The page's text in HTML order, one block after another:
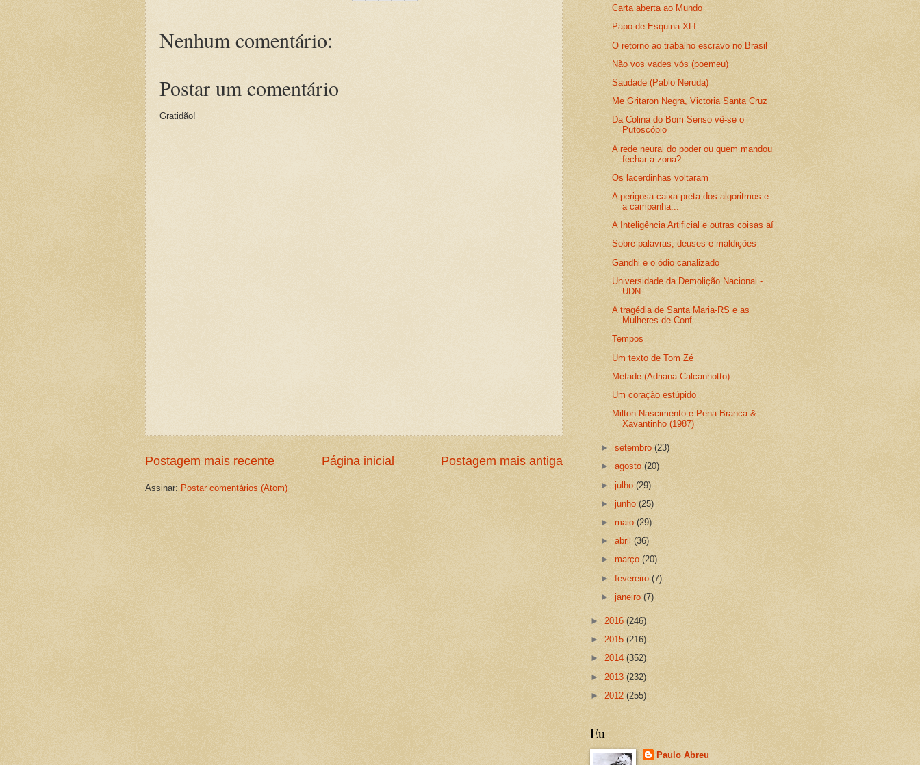
Nenhum comentário:
Postar um comentário
Gratidão!
Postagem mais recente Postagem mais antiga
Página inicial
Assinar: Postar comentários (Atom)
Carta aberta ao Mundo
Papo de Esquina XLI
O retorno ao trabalho escravo no Brasil
Não vos vades vós (poemeu)
Saudade (Pablo Neruda)
Me Gritaron Negra, Victoria Santa Cruz
Da Colina do Bom Senso vê-se o
Putoscópio
A rede neural do poder ou quem mandou
fechar a zona?
Os lacerdinhas voltaram
A perigosa caixa preta dos algoritmos e
a campanha...
A Inteligência Artificial e outras coisas aí
Sobre palavras, deuses e maldições
Gandhi e o ódio canalizado
Universidade da Demolição Nacional -
UDN
A tragédia de Santa Maria-RS e as
Mulheres de Conf...
Tempos
Um texto de Tom Zé
Metade (Adriana Calcanhotto)
Um coração estúpido
Milton Nascimento e Pena Branca &
Xavantinho (1987)
►setembro(23)
►agosto(20)
►julho(29)
► junho(25)
►maio(29)
►abril(36)
►março(20)
►fevereiro(7)
►janeiro(7)
► 2016 (246)
► 2015 (216)
► 2014 (352)
► 2013 (232)
► 2012 (255)
Eu
Paulo Abreu